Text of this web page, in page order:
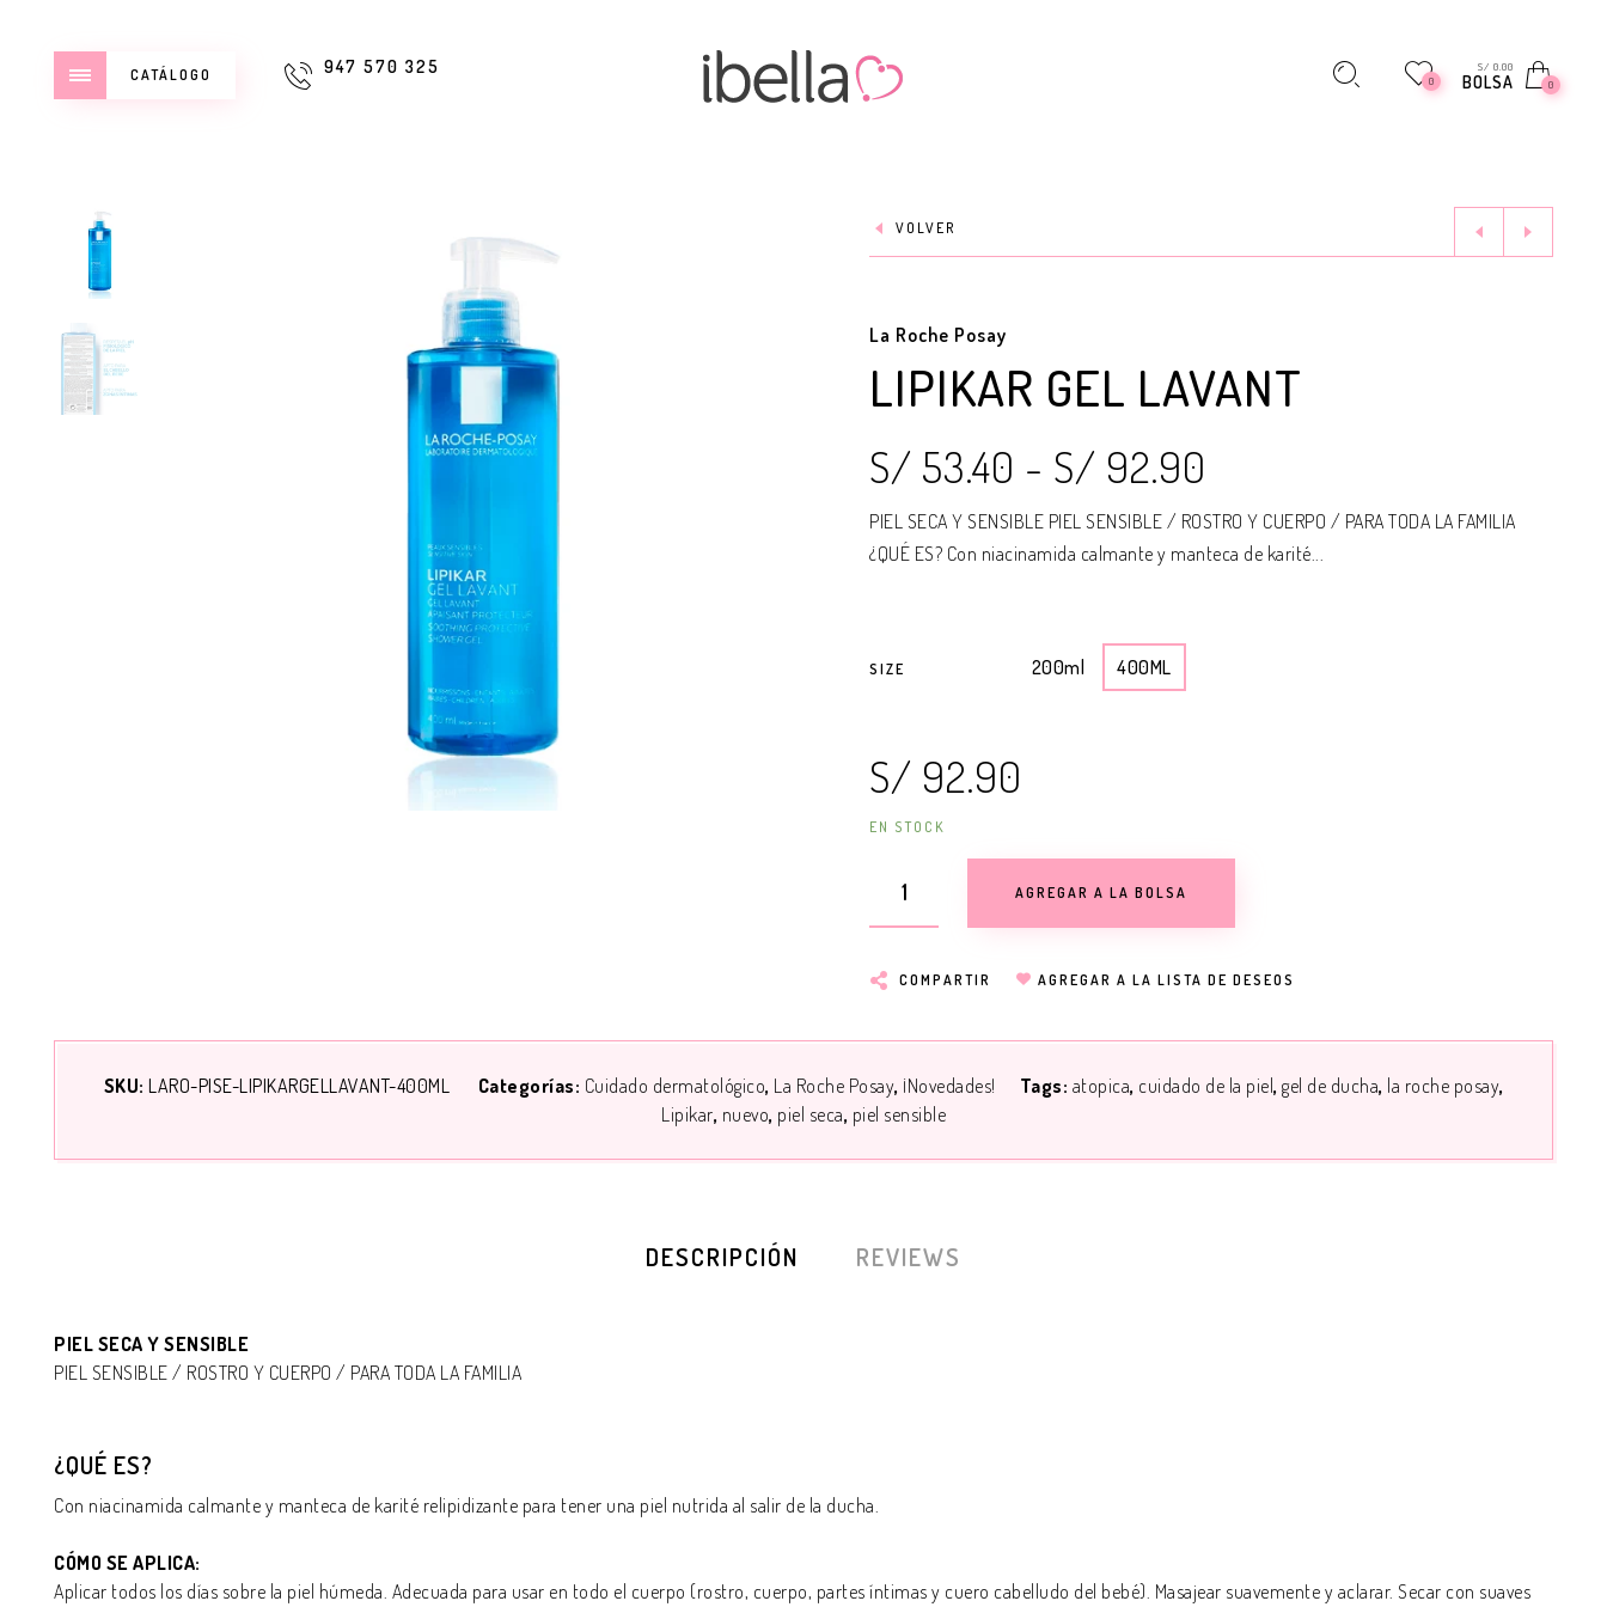
CATÁLOGO 947 570 325
0
S/ 0.00
BOLSA 0
VOLVER
La Roche Posay
LIPIKAR GEL LAVANT
S/ 53.40 - S/ 92.90
PIEL SECA Y SENSIBLE PIEL SENSIBLE / ROSTRO Y CUERPO / PARA TODA LA FAMILIA
¿QUÉ ES? Con niacinamida calmante y manteca de karité...
SIZE 200ml 400ML
S/ 92.90
EN STOCK
AGREGAR A LA BOLSA
COMPARTIR AGREGAR A LA LISTA DE DESEOS
SKU: LARO-PISE-LIPIKARGELLAVANT-400ML Categorías: Cuidado dermatológico La Roche Posay ¡Novedades! Tags: atopica cuidado de la piel gel de ducha la roche posay
Lipikar nuevo piel seca piel sensible
DESCRIPCIÓN REVIEWS
PIEL SECA Y SENSIBLE
PIEL SENSIBLE / ROSTRO Y CUERPO / PARA TODA LA FAMILIA
¿QUÉ ES?
Con niacinamida calmante y manteca de karité relipidizante para tener una piel nutrida al salir de la ducha.
CÓMO SE APLICA:
Aplicar todos los días sobre la piel húmeda. Adecuada para usar en todo el cuerpo (rostro, cuerpo, partes íntimas y cuero cabelludo del bebé). Masajear suavemente y aclarar. Secar con suaves